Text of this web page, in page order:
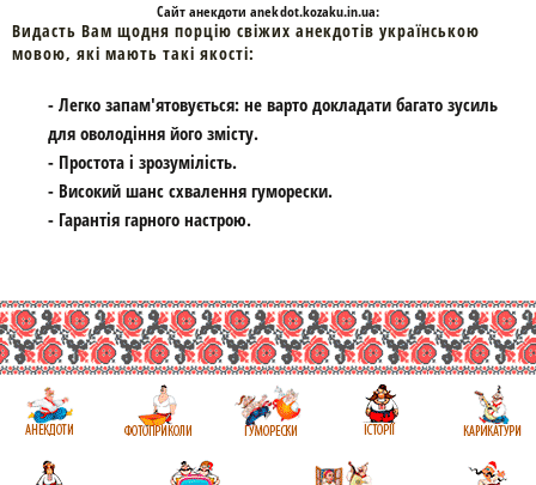
Cайтанекдоти anekdot.kozaku.in.ua:
Видасть Вам щодня порцію свіжих анекдотів українською
мовою, які мають такі якості:
- Легко запам'ятовується: не варто докладати багато зусиль
для оволодіння його змісту.
- Простота і зрозумілість.
- Високий шанс схвалення гуморески.
- Гарантія гарного настрою.